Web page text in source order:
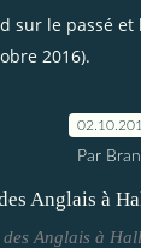
sur le passé et
2016).
Par
Anglais à